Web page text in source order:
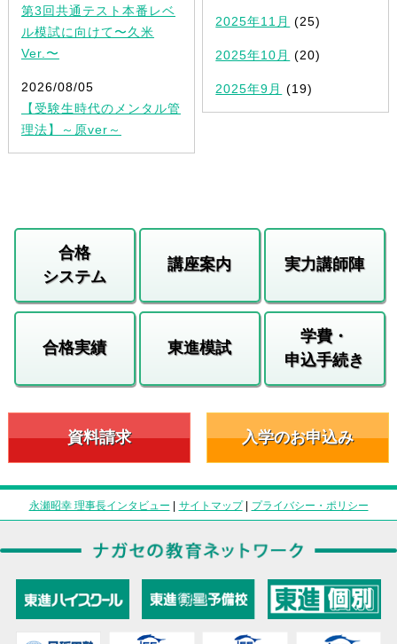
第3回共通テスト本番レベ
ル模試に向けて〜久米
Ver.〜
2026/08/05
【受験生時代のメンタル管
理法】～原ver～
2025年11月 (25)
2025年10月 (20)
2025年9月 (19)
合格
システム
講座案内 実力講師陣
合格実績 東進模試
学費・
申込手続き
資料請求 入学のお申込み
永瀬昭幸 理事長インタビュー | サイトマップ| プライバシー・ポリシー